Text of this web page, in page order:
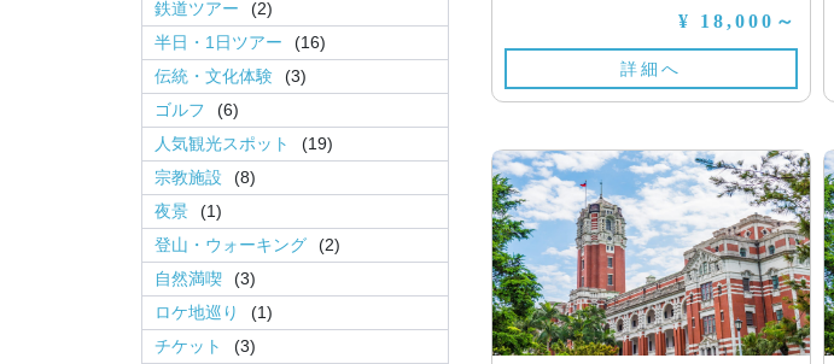
鉄道ツアー
(2)
半日・1日ツアー
(16)
伝統・文化体験
(3)
ゴルフ
(6)
人気観光スポット
(19)
宗教施設
(8)
夜景
(1)
登山・ウォーキング
(2)
自然満喫
(3)
ロケ地巡り
(1)
チケット
(3)
¥ 18,000～
詳細へ